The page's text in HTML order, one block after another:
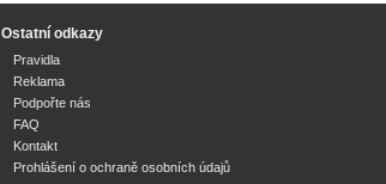
Ostatní odkazy
Pravidla
Reklama
Podpořte nás
FAQ
Kontakt
Prohlášení o ochraně osobních údajů